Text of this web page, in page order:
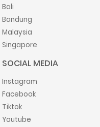
Bali
Bandung
Malaysia
Singapore
SOCIAL MEDIA
Instagram
Facebook
Tiktok
Youtube